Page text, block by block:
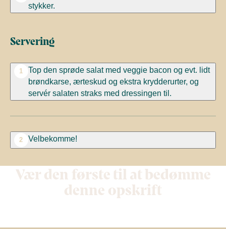
stykker.
Servering
1
Top den sprøde salat med veggie bacon og evt. lidt
brøndkarse, ærteskud og ekstra krydderurter, og
servér salaten straks med dressingen til.
2 Velbekomme!
Vær den første til at bedømme
denne opskrift